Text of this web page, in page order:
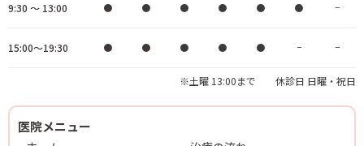
※土曜 13:00まで 休診日 日曜・祝日
9:30 ～ 13:00 ● ● ● ● ● ● −
15:00～19:30 ● ● ● ● ● − −
医院メニュー